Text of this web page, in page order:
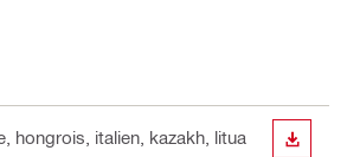
hongrois, italien, kazakh, litua